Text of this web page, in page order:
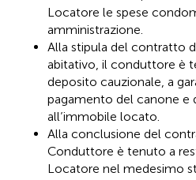
Locatore le spese
amministrazione.
Alla stipula del contratto
abitativo, il conduttore è
deposito cauzionale, a
pagamento del canone e
all’immobile locato.
Alla conclusione del
Conduttore è tenuto a
Locatore nel medesimo